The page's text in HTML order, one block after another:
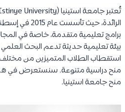
الرائدة، حيث
برامج تعليمية متقدمة، خاصة في
بيئة تعليمية حديثة تدعم البحث العلمي
استقطاب الطلاب المتميزين من مختلف
منح دراسية متنوعة. سنستعرض في
منح جامعة استينيا.